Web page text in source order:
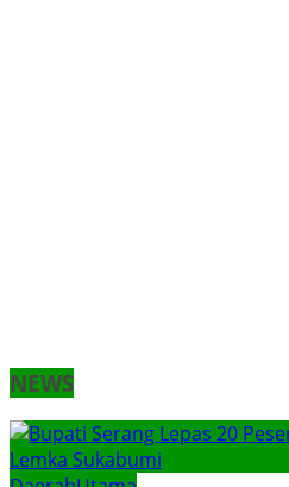
NEWS